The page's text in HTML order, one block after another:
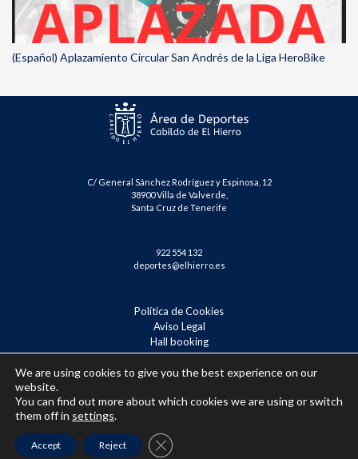
(Español) Aplazamiento Circular San Andrés de la Liga HeroBike
C/ General Sánchez Rodríguez y Espinosa, 12
38900 Villa de Valverde,
Santa Cruz de Tenerife
922 554 132
deportes@elhierro.es
Política de Cookies
Aviso Legal
Hall booking
Reserva Tenis – Badminton
(Español) Confirmación de inscripción
We are using cookies to give you the best experience on our
website.
You can find out more about which cookies we are using or switch
them off in settings.
Accept Reject Close GDPR Cookie Banner